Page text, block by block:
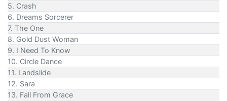
5. Crash
6. Dreams Sorcerer
7. The One
8. Gold Dust Woman
9. I Need To Know
10. Circle Dance
11. Landslide
12. Sara
13. Fall From Grace